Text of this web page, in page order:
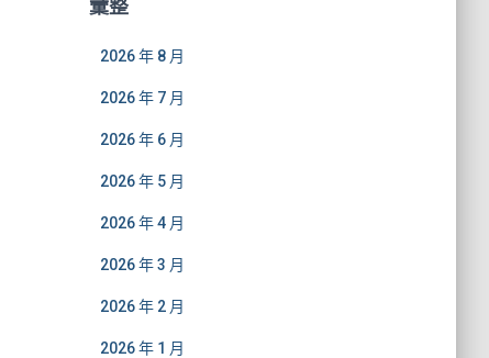
彙整
2026 年 8 月
2026 年 7 月
2026 年 6 月
2026 年 5 月
2026 年 4 月
2026 年 3 月
2026 年 2 月
2026 年 1 月